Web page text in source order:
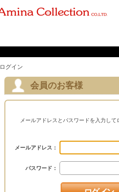
ログイン
会員のお客様
メールアドレスとパスワードを入力して
メールアドレス：
パスワード：